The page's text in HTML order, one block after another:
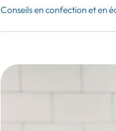
Conseils en confection et en